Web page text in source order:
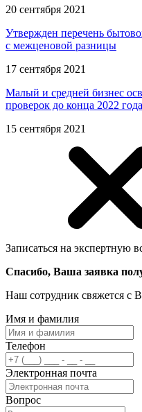
20 сентября 2021
Утвержден перечень
с межценовой разницы
17 сентября 2021
Малый и средней бизнес
проверок до конца 2022 года
15 сентября 2021
Записаться на экспертную
Спасибо, Ваша заявка
Наш сотрудник свяжется с
Имя и фамилия
Телефон
Электронная почта
Вопрос